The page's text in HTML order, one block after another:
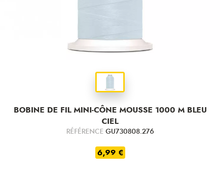
BOBINE DE FIL MINI-CÔNE MOUSSE 1000 M BLEU
CIEL
RÉFÉRENCE GU730808.276
6,99 €